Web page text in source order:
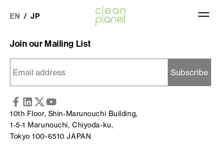
EN JP
QHe SOLUTIONS
QHe TECHNOLOGY
COMPANY
東京都の補助金採択について、Bloombergに取り上げて頂きまし
た。
10th Floor, Shin-Marunouchi Building,
1-5-1 Marunouchi, Chiyoda-ku,
Tokyo 100-6510 JAPAN
Join our Mailing List